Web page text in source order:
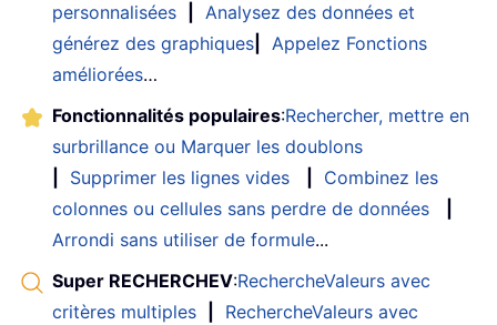
personnalisées
Analysez des données et
générez des graphiques
Appelez Fonctions
améliorées…
Fonctionnalités populaires:Rechercher, mettre en
surbrillance ou Marquer les doublons
Supprimer les lignes vides
Combinez les
colonnes ou cellules sans perdre de données
Arrondi sans utiliser de formule...
Super RECHERCHEV:RechercheValeurs avec
critères multiples
RechercheValeurs avec